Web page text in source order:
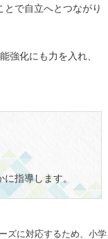
で自立へとつながり
強化にも力を入れ、
指導します。
ズに対応するため、小学